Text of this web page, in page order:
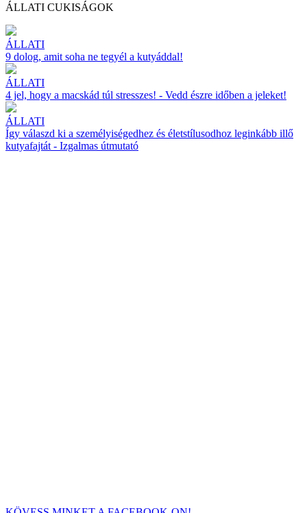
ÁLLATI CUKISÁGOK
ÁLLATI
9 dolog, amit soha ne tegyél a kutyáddal!
ÁLLATI
4 jel, hogy a macskád túl stresszes! - Vedd észre időben a jeleket!
ÁLLATI
Így válaszd ki a személyiségedhez és életstílusodhoz leginkább illő
kutyafajtát - Izgalmas útmutató